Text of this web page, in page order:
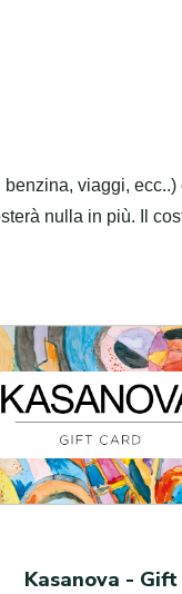
viaggi, ecc..)
nulla in più. Il
Kasanova - Gift